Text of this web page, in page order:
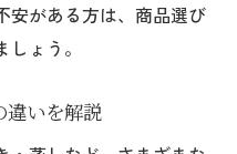
安がある方は、商品選び
ょう。
違いを解説